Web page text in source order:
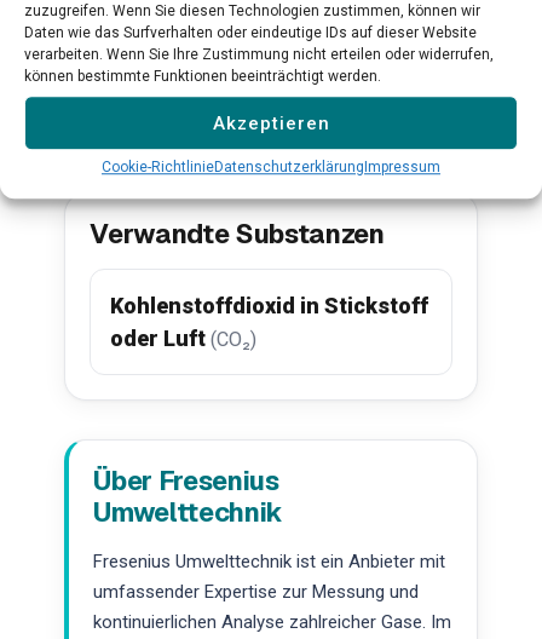
zuzugreifen. Wenn Sie diesen Technologien zustimmen, können wir
Daten wie das Surfverhalten oder eindeutige IDs auf dieser Website
verarbeiten. Wenn Sie Ihre Zustimmung nicht erteilen oder widerrufen,
können bestimmte Funktionen beeinträchtigt werden.
Akzeptieren
Cookie-RichtlinieDatenschutzerklärung Impressum
Mehr erfahren → Mehr
Verwandte Substanzen
Kohlenstoffdioxid in Stickstoff
oder Luft (CO₂)
Über Fresenius
Umwelttechnik
Fresenius Umwelttechnik ist ein Anbieter mit
umfassender Expertise zur Messung und
kontinuierlichen Analyse zahlreicher Gase. Im